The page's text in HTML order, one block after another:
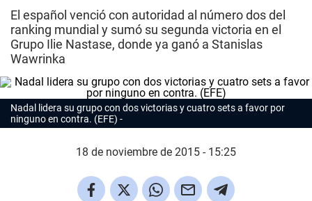
El español venció con autoridad al número dos del
ranking mundial y sumó su segunda victoria en el
Grupo Ilie Nastase, donde ya ganó a Stanislas
Wawrinka
Nadal lidera su grupo con dos victorias y cuatro sets a favor por
ninguno en contra. (EFE)
18 de noviembre de 2015 - 15:25